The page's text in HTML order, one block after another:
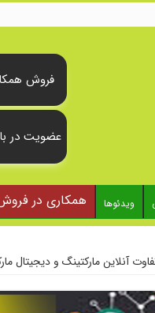
فروش
عضویت در
ویدئوها همکاری در
آنلاین مارکتینگ و دیجیتال